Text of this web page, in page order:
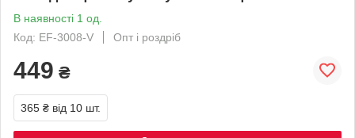
В наявності 1 од.
Код: EF-3008-V
Опт і роздріб
449 ₴
365 ₴ від 10 шт.